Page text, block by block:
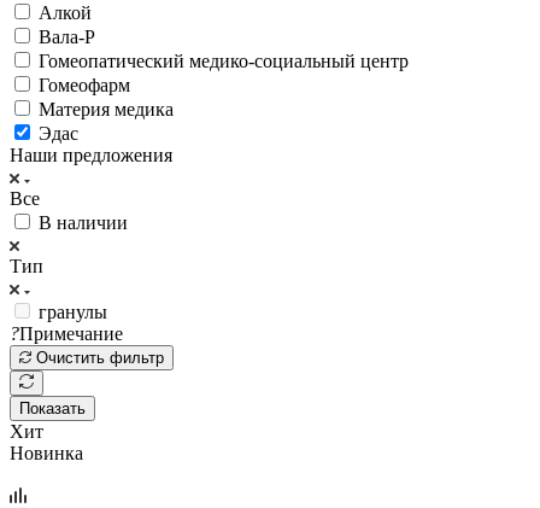
Алкой
Вала-Р
Гомеопатический медико-социальный центр
Гомеофарм
Материя медика
Эдас
Наши предложения
Все
В наличии
Тип
гранулы
?Примечание
Очистить фильтр
Показать
Хит
Новинка